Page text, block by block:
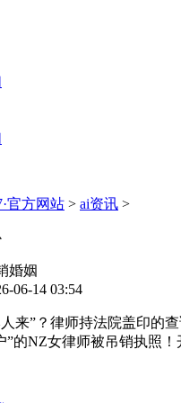
官方网站 > ai资讯 >
婚姻
06-14 03:54
”？律师持法院盖印的查
”的NZ女律师被吊销执照